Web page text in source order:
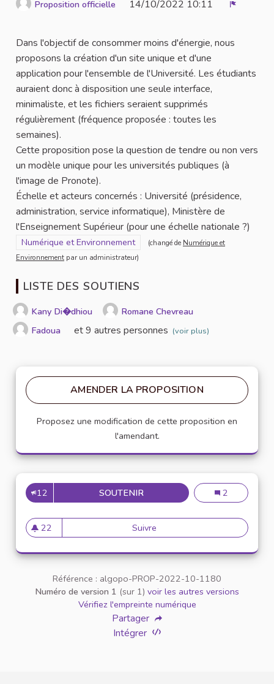
Proposition officielle 14/10/2022 10:11
Dans l'objectif de consommer moins d'énergie, nous
proposons la création d'un site unique et d'une
application pour l'ensemble de l'Université. Les étudiants
auraient donc à disposition une seule interface,
minimaliste, et les fichiers seraient supprimés
régulièrement (fréquence proposée : toutes les
semaines).
Cette proposition pose la question de tendre ou non vers
un modèle unique pour les universités publiques (à
l'image de Pronote).
Échelle et acteurs concernés : Université (présidence,
administration, service informatique), Ministère de
l'Enseignement Supérieur (pour une échelle nationale ?)
Filtrer les résultats pour le secteur : Numérique et
Numérique et Environnement (changé de Numérique et
Environnement par un administrateur)
LISTE DES SOUTIENS
Kany Di�dhiou
Romane Chevreau
Fadoua
et 9 autres personnes (voir plus)
AMENDER LA PROPOSITION
Proposez une modification de cette proposition en
l'amendant.
12 SOUTENIR CRÉATION D'UN SITECréation d'un
2
22
22 abonnés
Suivre Création d'un site unique et
Référence : algopo-PROP-2022-10-1180
Numéro de version 1 (sur 1) voir les autres versions
Vérifiez l'empreinte numérique
Partager
Intégrer